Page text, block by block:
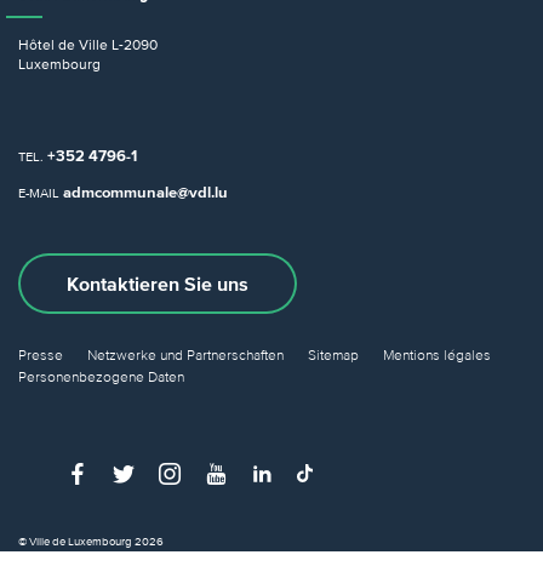
Hôtel de Ville L-2090
Luxembourg
TEL. +352 4796-1
E-MAIL admcommunale@vdl.lu
Kontaktieren Sie uns
Presse Netzwerke und Partnerschaften Sitemap
Mentions légales
Personenbezogene Daten
© Ville de Luxembourg 2026